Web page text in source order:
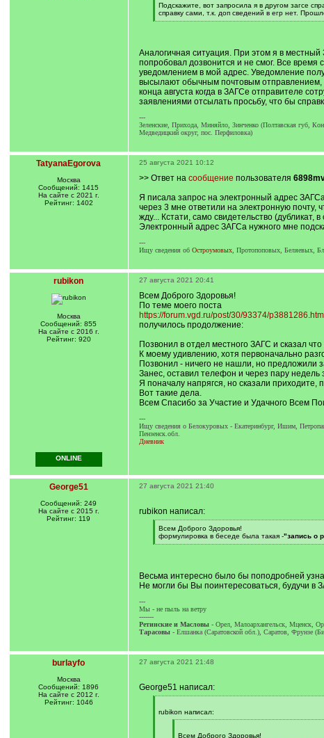
[
q
]
Подскажите, вот запросила я в другом загсе
справку сами, т.к. доп сведений в егр нет.
[
Аналогичная ситуация. При этом я в
попробовал дозвонится и не смог. Все время
уведомлением в мой адрес. Уведомление
высылают обычным почтовым отправлением,
конца августа когда в ЗАГСе отправителе
заявлениями отсылать просьбу, что бы
---
Зеленские, Прихода, Миняйло, Зинченко (Полтавская губ,
Медведицкий округ, пос. Перфиловка)
TatyanaEgorova
Москва
Сообщений: 1415
На сайте с 2021 г.
Рейтинг: 1402
25 августа 2021 10:12
>> Ответ на сообщение пользователя
Я писала запрос на электронный адрес
через 3 мне ответили на электронную почту,
жду... Кстати, само свидетельство (дубликат,
Электронный адрес ЗАГСа нужного мне
---
Ищу сведения об Остроумовых, Протопоповых, Беляевых,
rubikon
Москва
Сообщений: 855
На сайте с 2016 г.
Рейтинг: 920
27 августа 2021 20:41
Всем Доброго Здоровья!
По теме моего поста
https://forum.vgd.ru/post/30/93374/
получилось продолжение:
Позвонил в отдел местного ЗАГС и сказал
К моему удивлению, хотя первоначально
Позвонил - ничего не нашли, но предложили
Занес, оставил телефон и через пару недель
Я поначалу напрягся, но сказали приходите,
Вот такие дела.
Всем Спасибо за Участие и Удачного Всем
---
Ищу сведения о Белокуровых - Екатеринбург, Ишим,
Пензенск.обл.
Дневник
ONLINE
George51
Сообщений: 249
На сайте с 2015 г.
Рейтинг: 119
27 августа 2021 21:40
rubikon написал:
[
q
]
Всем Доброго Здоровья!
формулировка в беседе была такая -"запись о
[
Весьма интересно было бы поподробней
Не могли бы Вы поинтересоваться, будучи в
---
Мы - не пыль на ветру
-------
Ретинские и Масловы- Орел, Малоархангельск, Мценск,
Тарасовы- Елшанка (Саратовской обл.), Саратов, Фрунзе
burlayfo
Москва
Сообщений: 1896
На сайте с 2012 г.
Рейтинг: 1046
27 августа 2021 21:48
George51 написал:
q
rubikon написал:
q
Всем Доброго Здоровья!